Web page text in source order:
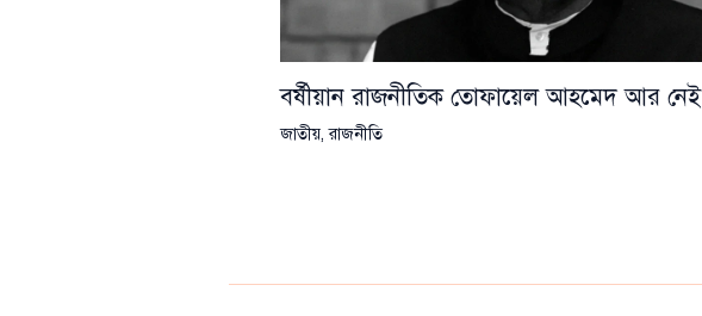
বর্ষীয়ান রাজনীতিক তোফায়েল আহমেদ আর নেই
জাতীয়,রাজনীতি